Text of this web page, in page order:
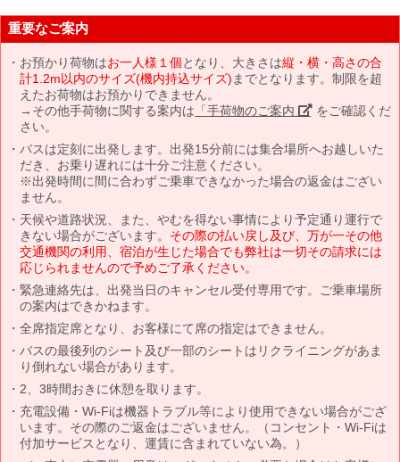
重要なご案内
お預かり荷物はお一人様１個となり、大きさは縦・横・高さの合
計1.2m以内のサイズ(機内持込サイズ) までとなります。制限を超
えたお荷物はお預かりできません。
→その他手荷物に関する案内は 「手荷物のご案内」 をご確認くだ
さい。
バスは定刻に出発します。出発15分前には集合場所へお越しいた
だき、お乗り遅れには十分ご注意ください。
※出発時間に間に合わずご乗車できなかった場合の返金はござい
ません。
天候や道路状況、また、やむを得ない事情により予定通り運行で
きない場合がございます。 その際の払い戻し及び、万が一その他
交通機関の利用、宿泊が生じた場合でも弊社は一切その請求には
応じられませんので予めご了承ください。
緊急連絡先は、出発当日のキャンセル受付専用です。ご乗車場所
の案内はできかねます。
全席指定席となり、お客様にて席の指定はできません。
バスの最後列のシート及び一部のシートはリクライニングがあま
り倒れない場合があります。
2、3時間おきに休憩を取ります。
充電設備・Wi-Fiは機器トラブル等により使用できない場合がござ
います。その際のご返金はございません。（コンセント・Wi-Fiは
付加サービスとなり、運賃に含まれていない為。）